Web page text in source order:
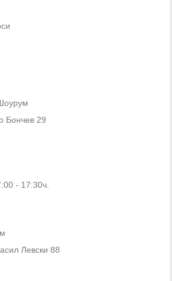
Бончев 29
- 17:30ч.
Левски 88